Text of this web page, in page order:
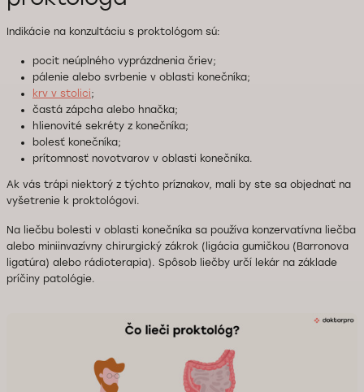
Indikácie na konzultáciu s proktológom sú:
pocit neúplného vyprázdnenia čriev;
pálenie alebo svrbenie v oblasti konečníka;
krv v stolici;
častá zápcha alebo hnačka;
hlienovité sekréty z konečníka;
bolesť konečníka;
prítomnosť novotvarov v oblasti konečníka.
Ak vás trápi niektorý z týchto príznakov, mali by ste sa objednať na
vyšetrenie k proktológovi.
Na liečbu bolesti v oblasti konečníka sa používa konzervatívna liečba
alebo miniinvazívny chirurgický zákrok ( ligácia gumičkou (Barronova
ligatúra) alebo rádioterapia). Spôsob liečby určí lekár na základe
príčiny patológie.